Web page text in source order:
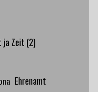
ja Zeit (2)
Ehrenamt